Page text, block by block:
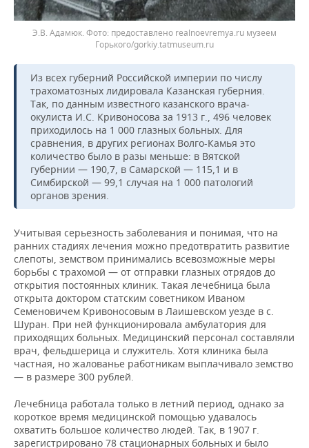
Э.В. Адамюк.
предоставлено realnoevremya.ru музеем
Горького/gorkiy.tatmuseum.ru
Из всех губерний Российской империи по числу
трахоматозных лидировала Казанская губерния.
Так, по данным известного казанского врача-
окулиста И.С. Кривоносова за 1913 г., 496 человек
приходилось на 1 000 глазных больных. Для
сравнения, в других регионах Волго-Камья это
количество было в разы меньше: в Вятской
губернии — 190,7, в Самарской — 115,1 и в
Симбирской — 99,1 случая на 1 000 патологий
органов зрения.
Учитывая серьезность заболевания и понимая, что на
ранних стадиях лечения можно предотвратить развитие
слепоты, земством принимались всевозможные меры
борьбы с трахомой — от отправки глазных отрядов до
открытия постоянных клиник. Такая лечебница была
открыта доктором статским советником Иваном
Семеновичем Кривоносовым в Лаишевском уезде в с.
Шуран. При ней функционировала амбулатория для
приходящих больных. Медицинский персонал составляли
врач, фельдшерица и служитель. Хотя клиника была
частная, но жалованье работникам выплачивало земство
— в размере 300 рублей.
Лечебница работала только в летний период, однако за
короткое время медицинской помощью удавалось
охватить большое количество людей. Так, в 1907 г.
зарегистрировано 78 стационарных больных и было